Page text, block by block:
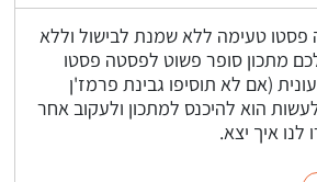
פסטו טעימה ללא שמנת לבישול וללא
מתכון סופר פשוט לפסטה פסטו
(אם לא תוסיפו גבינת פרמז'ן
הוא להיכנס למתכון ולעקוב אחר
לנו איך יצא.